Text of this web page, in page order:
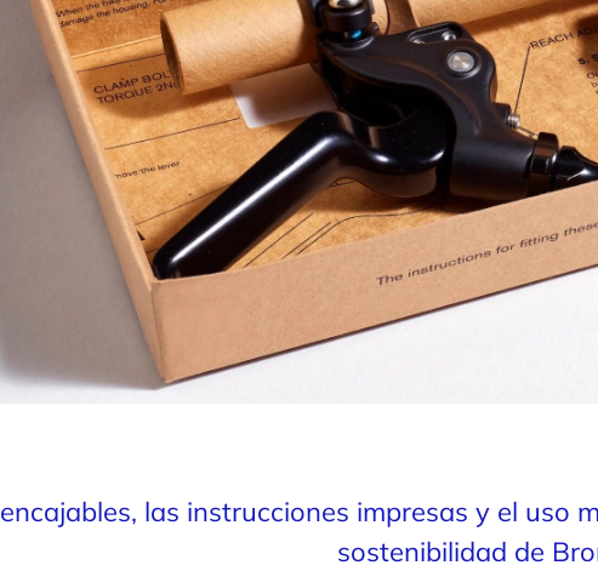
las instrucciones impresas y el uso
sostenibilidad de